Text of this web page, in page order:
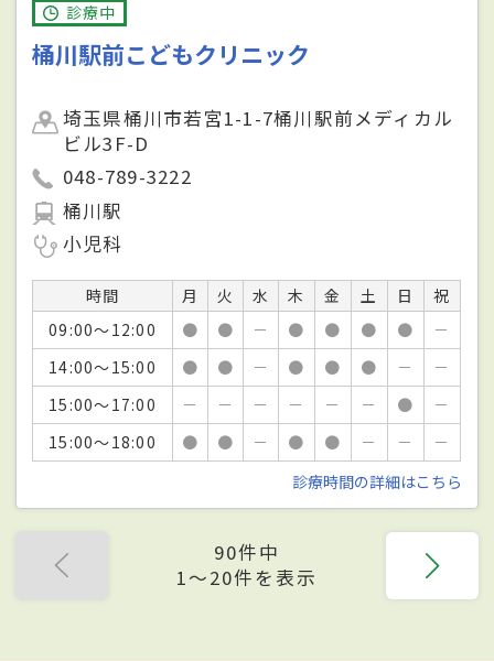
診療中
桶川駅前こどもクリニック
埼玉県桶川市若宮1-1-7桶川駅前メディカル
ビル3F-D
048-789-3222
桶川駅
小児科
時間 月 火 水 木 金 土 日
祝
09:00～12:00
● ● － ● ● ● ●
－
14:00～15:00
● ● － ● ● ● －
－
15:00～17:00
－ － － － － － ●
－
15:00～18:00
● ● － ● ● － －
－
診療時間の詳細はこちら
90件中
1〜20件を表示